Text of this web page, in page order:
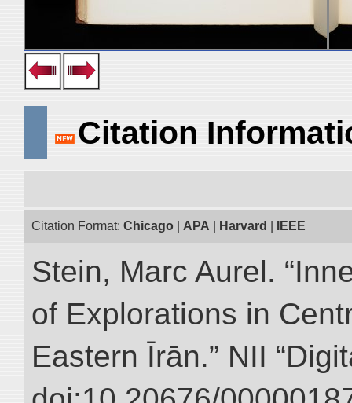
Citation
Citation Format: Chicago APA Harvard IEEE
Stein, Marc Aurel.
of Explorations in
Eastern Īrān.” NII